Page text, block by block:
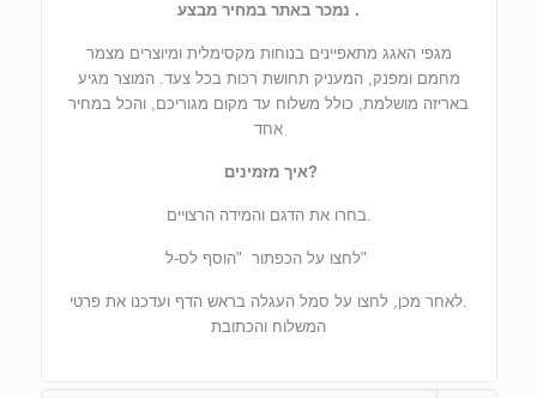
. נמכר באתר במחיר מבצע
מגפי האגג מתאפיינים בנוחות מקסימלית ומיוצרים מצמר
מחמם ומפנק, המעניק תחושת רכות בכל צעד. המוצר מגיע
באריזה מושלמת, כולל משלוח עד מקום מגוריכם, והכל במחיר
אחד
?איך מזמינים
.בחרו את הדגם והמידה הרצויים
"לחצו על הכפתור "הוסף לס-ל
.לאחר מכן, לחצו על סמל העגלה בראש הדף ועדכנו את פרטי
המשלוח והכתובת